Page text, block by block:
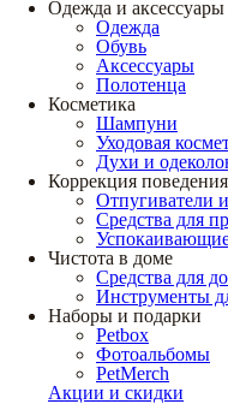
Одежда и аксессуары
Одежда
Обувь
Аксессуары
Полотенца
Косметика
Шампуни
Уходовая
Духи и
Коррекция поведения
Отпугиватели
Средства для
Успокаивающие
Чистота в доме
Средства для
Инструменты
Наборы и подарки
Petbox
Фотоальбомы
PetMerch
Акции и скидки